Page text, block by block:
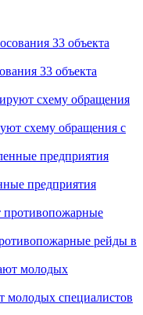
33 объекта
схему обращения с
предприятия
рейды в
молодых специалистов